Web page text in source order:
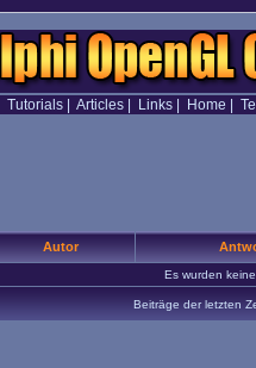
Tutorials| Articles| Links| Home
Autor
Es wurden
Beiträge der letzten